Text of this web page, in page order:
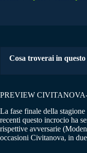
Cosa troverai in
PREVIEW
La fase finale della stagione
recenti questo incrocio ha
rispettive avversarie
occasioni Civitanova, in